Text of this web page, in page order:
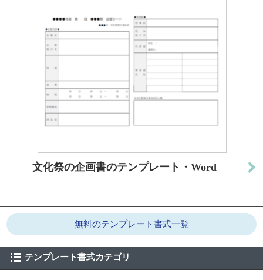
文化祭の企画書のテンプレート・Word
無料のテンプレート書式一覧
テンプレート書式カテゴリ